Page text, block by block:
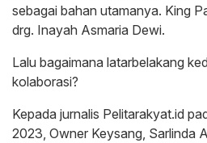
sebagai bahan utamanya. King
drg. Inayah Asmaria Dewi.
Lalu bagaimana latarbelakang
kolaborasi?
Kepada jurnalis Pelitarakyat.id
2023, Owner Keysang, Sarlinda